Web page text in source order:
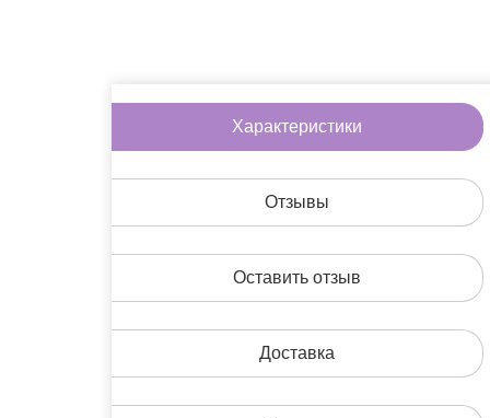
Характеристики
Отзывы
Оставить отзыв
Доставка